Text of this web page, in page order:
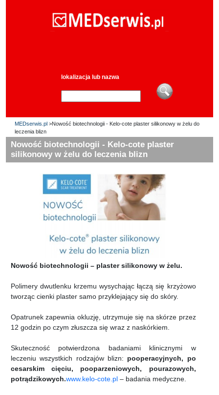
lokalizacja lub nazwa
MEDserwis.pl >Nowość biotechnologii - Kelo-cote plaster silikonowy w żelu do
leczenia blizn
Nowość biotechnologii - Kelo-cote plaster
silikonowy w żelu do leczenia blizn
Nowość biotechnologii – plaster silikonowy w żelu.
Polimery dwutlenku krzemu wysychając łączą się krzyżowo
tworząc cienki plaster samo przyklejający się do skóry.
Opatrunek zapewnia okluzję, utrzymuje się na skórze przez
12 godzin po czym złuszcza się wraz z naskórkiem.
Skuteczność potwierdzona badaniami klinicznymi w
leczeniu wszystkich rodzajów blizn: pooperacyjnych, po
cesarskim cięciu, pooparzeniowych, pourazowych,
potrądzikowych.www.kelo-cote.pl – badania medyczne.